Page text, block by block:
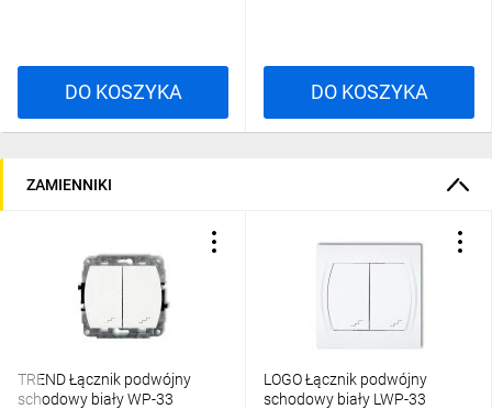
DO KOSZYKA DO KOSZYKA
ZAMIENNIKI
TREND Łącznik podwójny
schodowy biały WP-33
LOGO Łącznik podwójny
schodowy biały LWP-33